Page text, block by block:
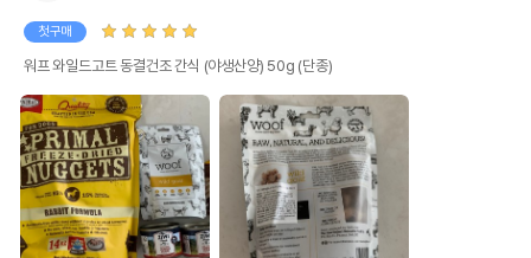
첫구매
워프 와일드고트 동결건조 간식 (야생산양) 50g (단종)